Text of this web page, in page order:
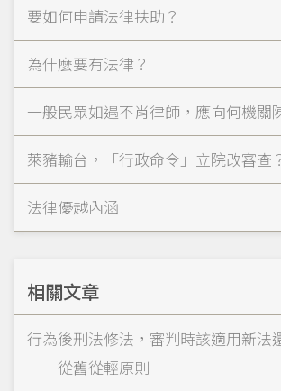
要如何申請法律扶助？
為什麼要有法律？
一般民眾如遇不肖律師，應向何機關
萊豬輸台，「行政命令」立院改審查
法律優越內涵
相關文章
行為後刑法修法，審判時該適用新法
——從舊從輕原則